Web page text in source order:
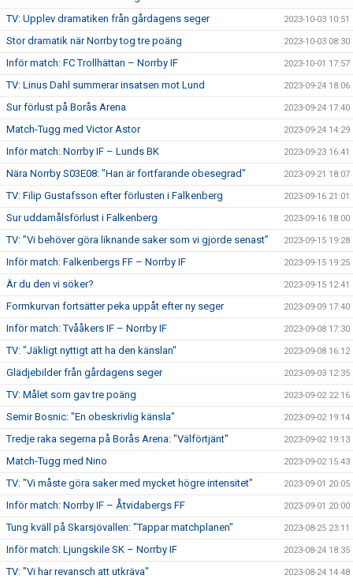
TV: Upplev dramatiken från gårdagens seger 2023-10-03 10:51
Stor dramatik när Norrby tog tre poäng 2023-10-03 08:30
Inför match: FC Trollhättan – Norrby IF 2023-10-01 17:57
TV: Linus Dahl summerar insatsen mot Lund 2023-09-24 18:06
Sur förlust på Borås Arena 2023-09-24 17:40
Match-Tugg med Victor Astor 2023-09-24 14:29
Inför match: Norrby IF – Lunds BK 2023-09-23 16:41
Nära Norrby S03E08: "Han är fortfarande obesegrad" 2023-09-21 18:07
TV: Filip Gustafsson efter förlusten i Falkenberg 2023-09-16 21:01
Sur uddamålsförlust i Falkenberg 2023-09-16 18:00
TV: ”Vi behöver göra liknande saker som vi gjorde senast” 2023-09-15 19:28
Inför match: Falkenbergs FF – Norrby IF 2023-09-15 19:25
Är du den vi söker? 2023-09-15 12:41
Formkurvan fortsätter peka uppåt efter ny seger 2023-09-09 17:40
Inför match: Tvååkers IF – Norrby IF 2023-09-08 17:30
TV: "Jäkligt nyttigt att ha den känslan" 2023-09-08 16:12
Glädjebilder från gårdagens seger 2023-09-03 12:35
TV: Målet som gav tre poäng 2023-09-02 22:16
Semir Bosnic: "En obeskrivlig känsla" 2023-09-02 19:14
Tredje raka segerna på Borås Arena: "Välförtjänt" 2023-09-02 19:13
Match-Tugg med Nino 2023-09-02 15:43
TV: "Vi måste göra saker med mycket högre intensitet" 2023-09-01 20:05
Inför match: Norrby IF – Åtvidabergs FF 2023-09-01 20:00
Tung kväll på Skarsjövallen: "Tappar matchplanen" 2023-08-25 23:11
Inför match: Ljungskile SK – Norrby IF 2023-08-24 18:35
TV: "Vi har revansch att utkräva" 2023-08-24 14:48